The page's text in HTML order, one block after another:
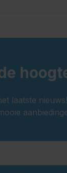
laatste